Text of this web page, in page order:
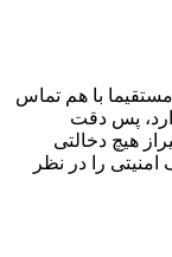
با هم تماس
پس دقت
هیچ دخالتی
را در نظر